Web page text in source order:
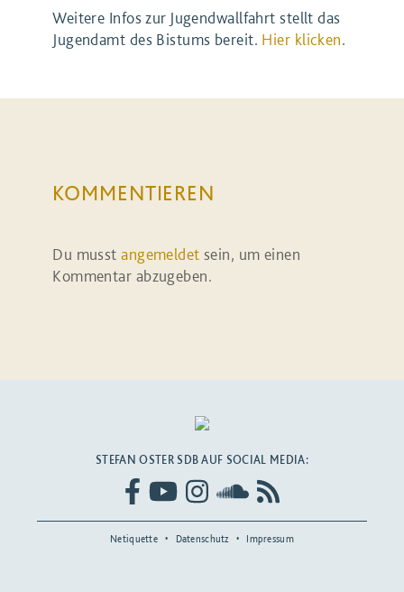
Weitere Infos zur Jugendwallfahrt stellt das
Jugendamt des Bistums bereit. Hier klicken.
KOMMENTIEREN
Du musstangemeldet sein, um einen
Kommentar abzugeben.
STEFAN OSTER SDB AUF SOCIAL MEDIA:
Netiquette Datenschutz Impressum